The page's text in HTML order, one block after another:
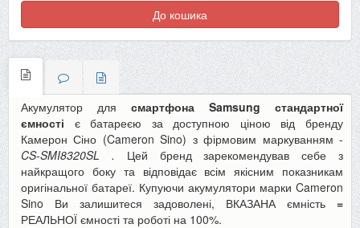
До кошика
Акумулятор для смартфона Samsung стандартної
ємності є батареєю за доступною ціною від бренду
Камерон Сіно (Cameron Sino) з фірмовим маркуванням -
CS-SMI8320SL
. Цей бренд зарекомендував себе з
найкращого боку та відповідає всім якісним показникам
оригінальної батареї. Купуючи акумулятори марки Cameron
Sino Ви залишитеся задоволені, ВКАЗАНА ємність =
РЕАЛЬНОЇ ємності та роботі на 100%.